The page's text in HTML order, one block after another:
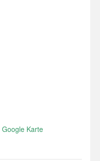
Google Karte